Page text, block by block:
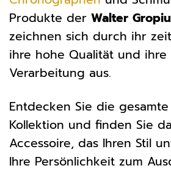
Produkte der Walter
zeichnen sich durch ihr
ihre hohe Qualität und ihre
Verarbeitung aus.
Entdecken Sie die gesamte
Kollektion und finden Sie
Accessoire, das Ihren Stil
Ihre Persönlichkeit zum